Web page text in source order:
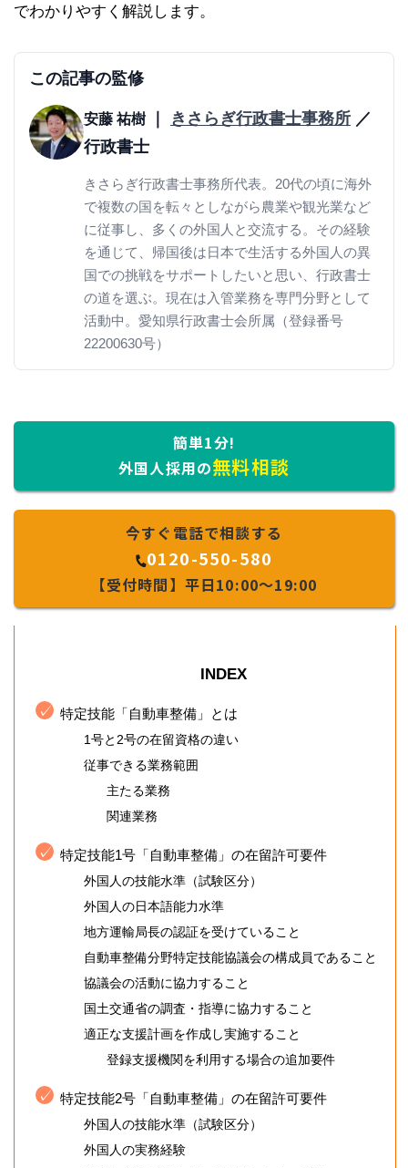
でわかりやすく解説します。
この記事の監修
安藤 祐樹 きさらぎ行政書士事務所 ／
行政書士
きさらぎ行政書士事務所代表。20代の頃に海外
で複数の国を転々としながら農業や観光業など
に従事し、多くの外国人と交流する。その経験
を通じて、帰国後は日本で生活する外国人の異
国での挑戦をサポートしたいと思い、行政書士
の道を選ぶ。現在は入管業務を専門分野として
活動中。愛知県行政書士会所属（登録番号
22200630号）
簡単1分!
外国人採用の無料相談
今すぐ電話で相談する
0120-550-580
【受付時間】平日10:00～19:00
INDEX
特定技能「自動車整備」とは
1号と2号の在留資格の違い
従事できる業務範囲
主たる業務
関連業務
特定技能1号「自動車整備」の在留許可要件
外国人の技能水準（試験区分）
外国人の日本語能力水準
地方運輸局長の認証を受けていること
自動車整備分野特定技能協議会の構成員であること
協議会の活動に協力すること
国土交通省の調査・指導に協力すること
適正な支援計画を作成し実施すること
登録支援機関を利用する場合の追加要件
特定技能2号「自動車整備」の在留許可要件
外国人の技能水準（試験区分）
外国人の実務経験